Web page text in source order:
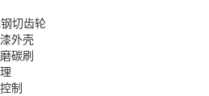
切齿轮
外壳
碳刷
制